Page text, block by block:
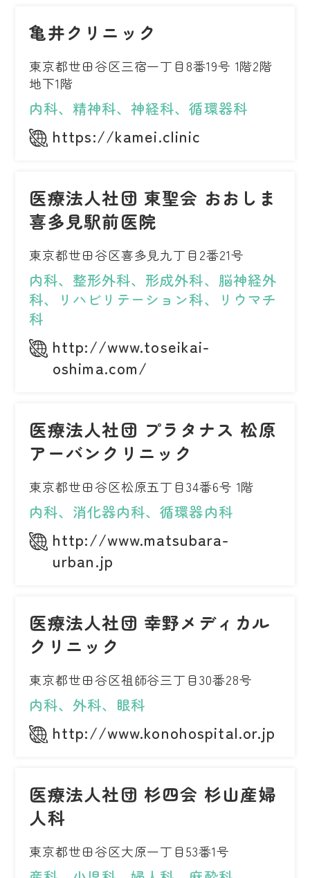
亀井クリニック
東京都世田谷区三宿一丁目8番19号 1階2階
地下1階
内科、精神科、神経科、循環器科
https://kamei.clinic
医療法人社団 東聖会 おおしま
喜多見駅前医院
東京都世田谷区喜多見九丁目2番21号
内科、整形外科、形成外科、脳神経外
科、リハビリテーション科、リウマチ
科
http://www.toseikai-
oshima.com/
医療法人社団 プラタナス 松原
アーバンクリニック
東京都世田谷区松原五丁目34番6号 1階
内科、消化器内科、循環器内科
http://www.matsubara-
urban.jp
医療法人社団 幸野メディカル
クリニック
東京都世田谷区祖師谷三丁目30番28号
内科、外科、眼科
http://www.konohospital.or.jp
医療法人社団 杉四会 杉山産婦
人科
東京都世田谷区大原一丁目53番1号